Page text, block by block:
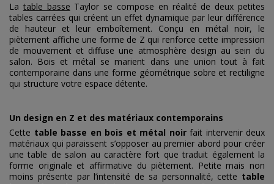
La table basse Taylor se compose en réalité de deux petites
tables carrées qui créent un effet dynamique par leur différence
de hauteur et leur emboîtement. Conçu en métal noir, le
piètement affiche une forme de Z qui renforce cette impression
de mouvement et diffuse une atmosphère design au sein du
salon. Bois et métal se marient dans une union tout à fait
contemporaine dans une forme géométrique sobre et rectiligne
qui structure votre espace détente.
Un design en Z et des matériaux contemporains
Cette table basse en bois et métal noirfait intervenir deux
matériaux qui paraissent s’opposer au premier abord pour créer
une table de salon au caractère fort que traduit également la
forme originale et affirmative du piètement. Petite mais non
moins présente par l’intensité de sa personnalité, cette table